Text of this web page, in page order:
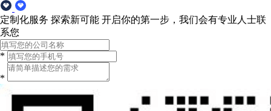
定制化服务 探索新可能 开启你的第一步，我们会有专业人士联
系您
*
*